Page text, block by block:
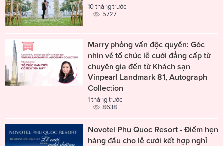
10 tháng trước
5727
Marry phỏng vấn độc quyền: Góc
nhìn về tổ chức lễ cưới đẳng cấp từ
chuyên gia đến từ Khách sạn
Vinpearl Landmark 81, Autograph
Collection
1 tháng trước
8638
Novotel Phu Quoc Resort - Điểm hẹn
hàng đầu cho lễ cưới kết hợp nghỉ